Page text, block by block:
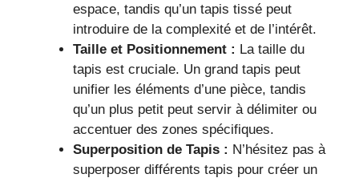
espace, tandis qu’un tapis tissé peut
introduire de la complexité et de l’intérêt.
Taille et Positionnement : La taille du
tapis est cruciale. Un grand tapis peut
unifier les éléments d’une pièce, tandis
qu’un plus petit peut servir à délimiter ou
accentuer des zones spécifiques.
Superposition de Tapis : N’hésitez pas à
superposer différents tapis pour créer un